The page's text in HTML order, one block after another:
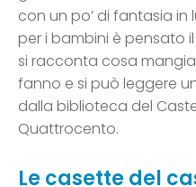
con un po’ di fantasia in
per i bambini è pensato il
si racconta cosa
fanno e si può leggere
dalla biblioteca del
Quattrocento.
Le casette del